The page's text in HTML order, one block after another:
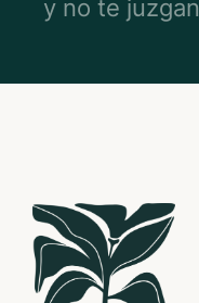
y no te juzgan